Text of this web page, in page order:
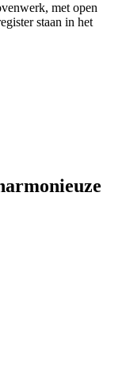
met open
staan in het